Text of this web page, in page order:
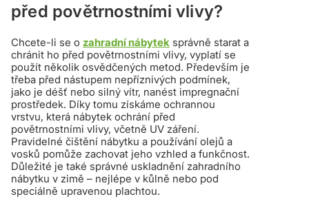
před povětrnostními vlivy?
Chcete-li se o zahradní nábytek správně starat a
chránit ho před povětrnostními vlivy, vyplatí se
použít několik osvědčených metod. Především je
třeba před nástupem nepříznivých podmínek,
jako je déšť nebo silný vítr, nanést impregnační
prostředek. Díky tomu získáme ochrannou
vrstvu, která nábytek ochrání před
povětrnostními vlivy, včetně UV záření.
Pravidelné čištění nábytku a používání olejů a
vosků pomůže zachovat jeho vzhled a funkčnost.
Důležité je také správné uskladnění zahradního
nábytku v zimě – nejlépe v kůlně nebo pod
speciálně upravenou plachtou.